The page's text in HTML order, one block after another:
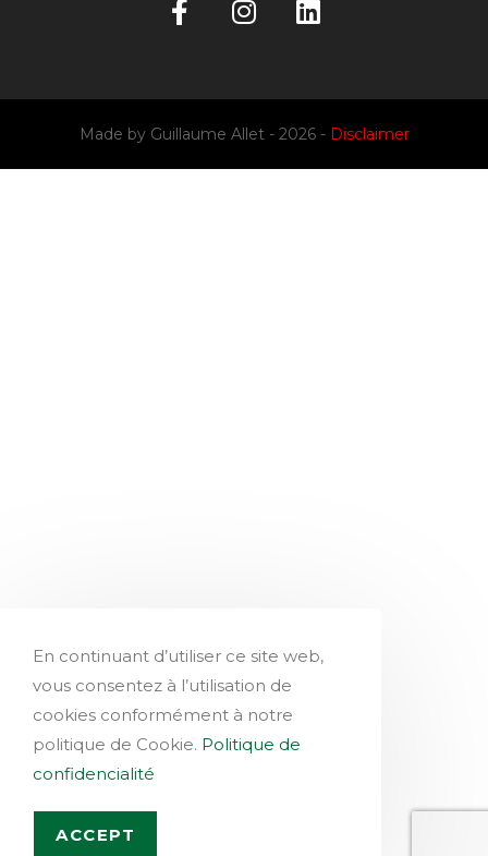
Made by Guillaume Allet- 2026 - Disclaimer
En continuant d’utiliser ce site web,
vous consentez à l’utilisation de
cookies conformément à notre
politique de Cookie. Politique de
confidencialité
ACCEPT